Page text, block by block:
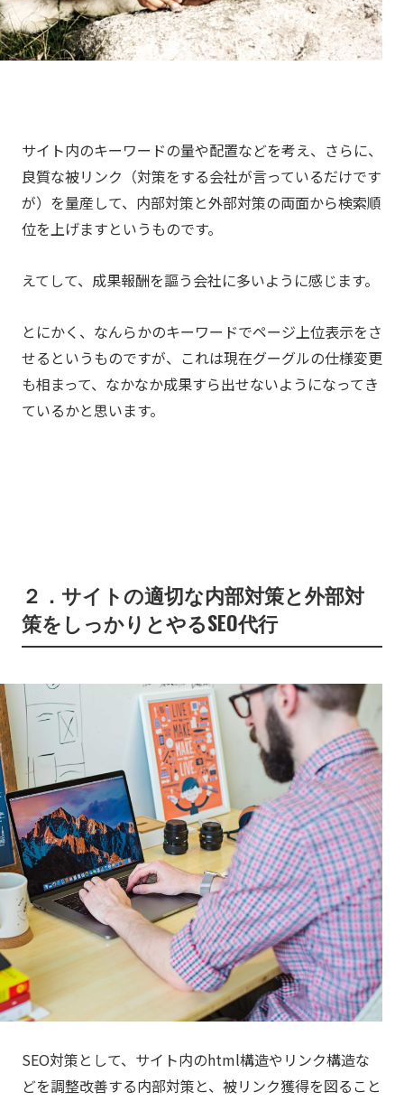
サイト内のキーワードの量や配置などを考え、さらに、
良質な被リンク（対策をする会社が言っているだけです
が）を量産して、内部対策と外部対策の両面から検索順
位を上げますというものです。
えてして、成果報酬を謳う会社に多いように感じます。
とにかく、なんらかのキーワードでページ上位表示をさ
せるというものですが、これは現在グーグルの仕様変更
も相まって、なかなか成果すら出せないようになってき
ているかと思います。
２．サイトの適切な内部対策と外部対
策をしっかりとやるSEO代行
SEO対策として、サイト内のhtml構造やリンク構造な
どを調整改善する内部対策と、被リンク獲得を図ること